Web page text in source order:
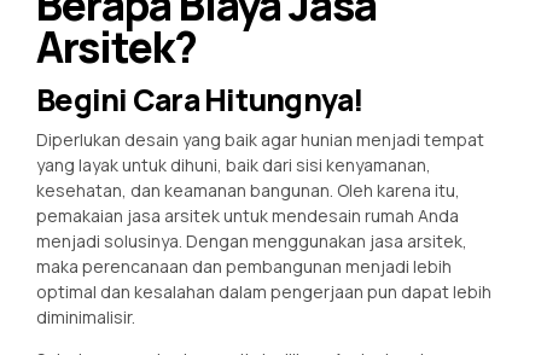
Arsitek?
Begini Cara Hitungnya!
Diperlukan desain yang baik agar hunian menjadi tempat
yang layak untuk dihuni, baik dari sisi kenyamanan,
kesehatan, dan keamanan bangunan. Oleh karena itu,
pemakaian jasa arsitek untuk mendesain rumah Anda
menjadi solusinya. Dengan menggunakan jasa arsitek,
maka perencanaan dan pembangunan menjadi lebih
optimal dan kesalahan dalam pengerjaan pun dapat lebih
diminimalisir.